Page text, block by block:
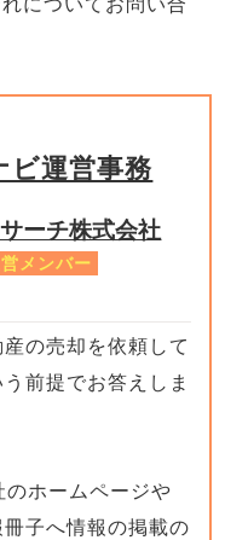
ビ運営事務
ーチ株式会社
メンバー
の売却を依頼して
前提でお答えしま
のホームページや
子へ情報の掲載の